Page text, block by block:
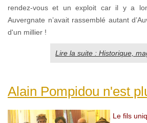
rendez-vous et un exploit car il y a
Auvergnate n’avait rassemblé autant
d'un millier !
Lire la suite : Historique,
Alain Pompidou n'est
Le fils